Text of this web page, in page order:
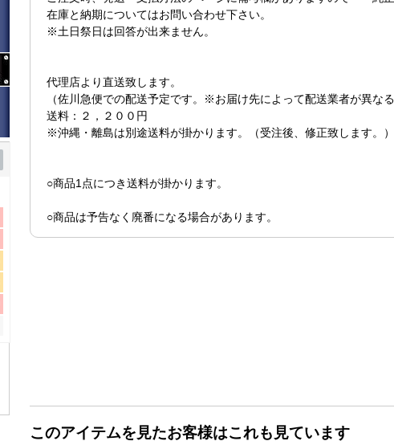
在庫と納期についてはお問い合わせ下さい。
※土日祭日は回答が出来ません。
代理店より直送致します。
（佐川急便での配送予定です。※お届け先によって配送業者が異な
送料：２，２００円
※沖縄・離島は別途送料が掛かります。（受注後、修正致します。）
○商品1点につき送料が掛かります。
○商品は予告なく廃番になる場合があります。
このアイテムを見たお客様はこれも見ています